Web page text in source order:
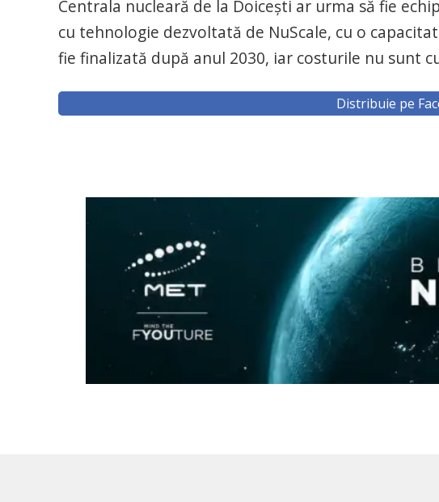
Centrala nucleară de la Doicești ar urma să fie
cu tehnologie dezvoltată de NuScale, cu o
fie finalizată după anul 2030, iar costurile nu sunt
Distribuie pe